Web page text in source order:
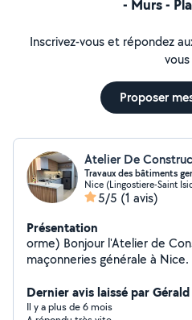
- Murs -
Inscrivez-vous et répondez
vous
Proposer
Atelier De
Travaux des bâtiments
Nice (Lingostiere-Saint
5/5 (1 avis)
Présentation
orme) Bonjour l'Atelier de Construction entreprise des
maçonneries générale à Nice. peux intervenir
maçonnerie Devis gratuit et déplacement possible dans
la journée. Merci
Dernier avis laissé par
Il y a plus de 6 mois